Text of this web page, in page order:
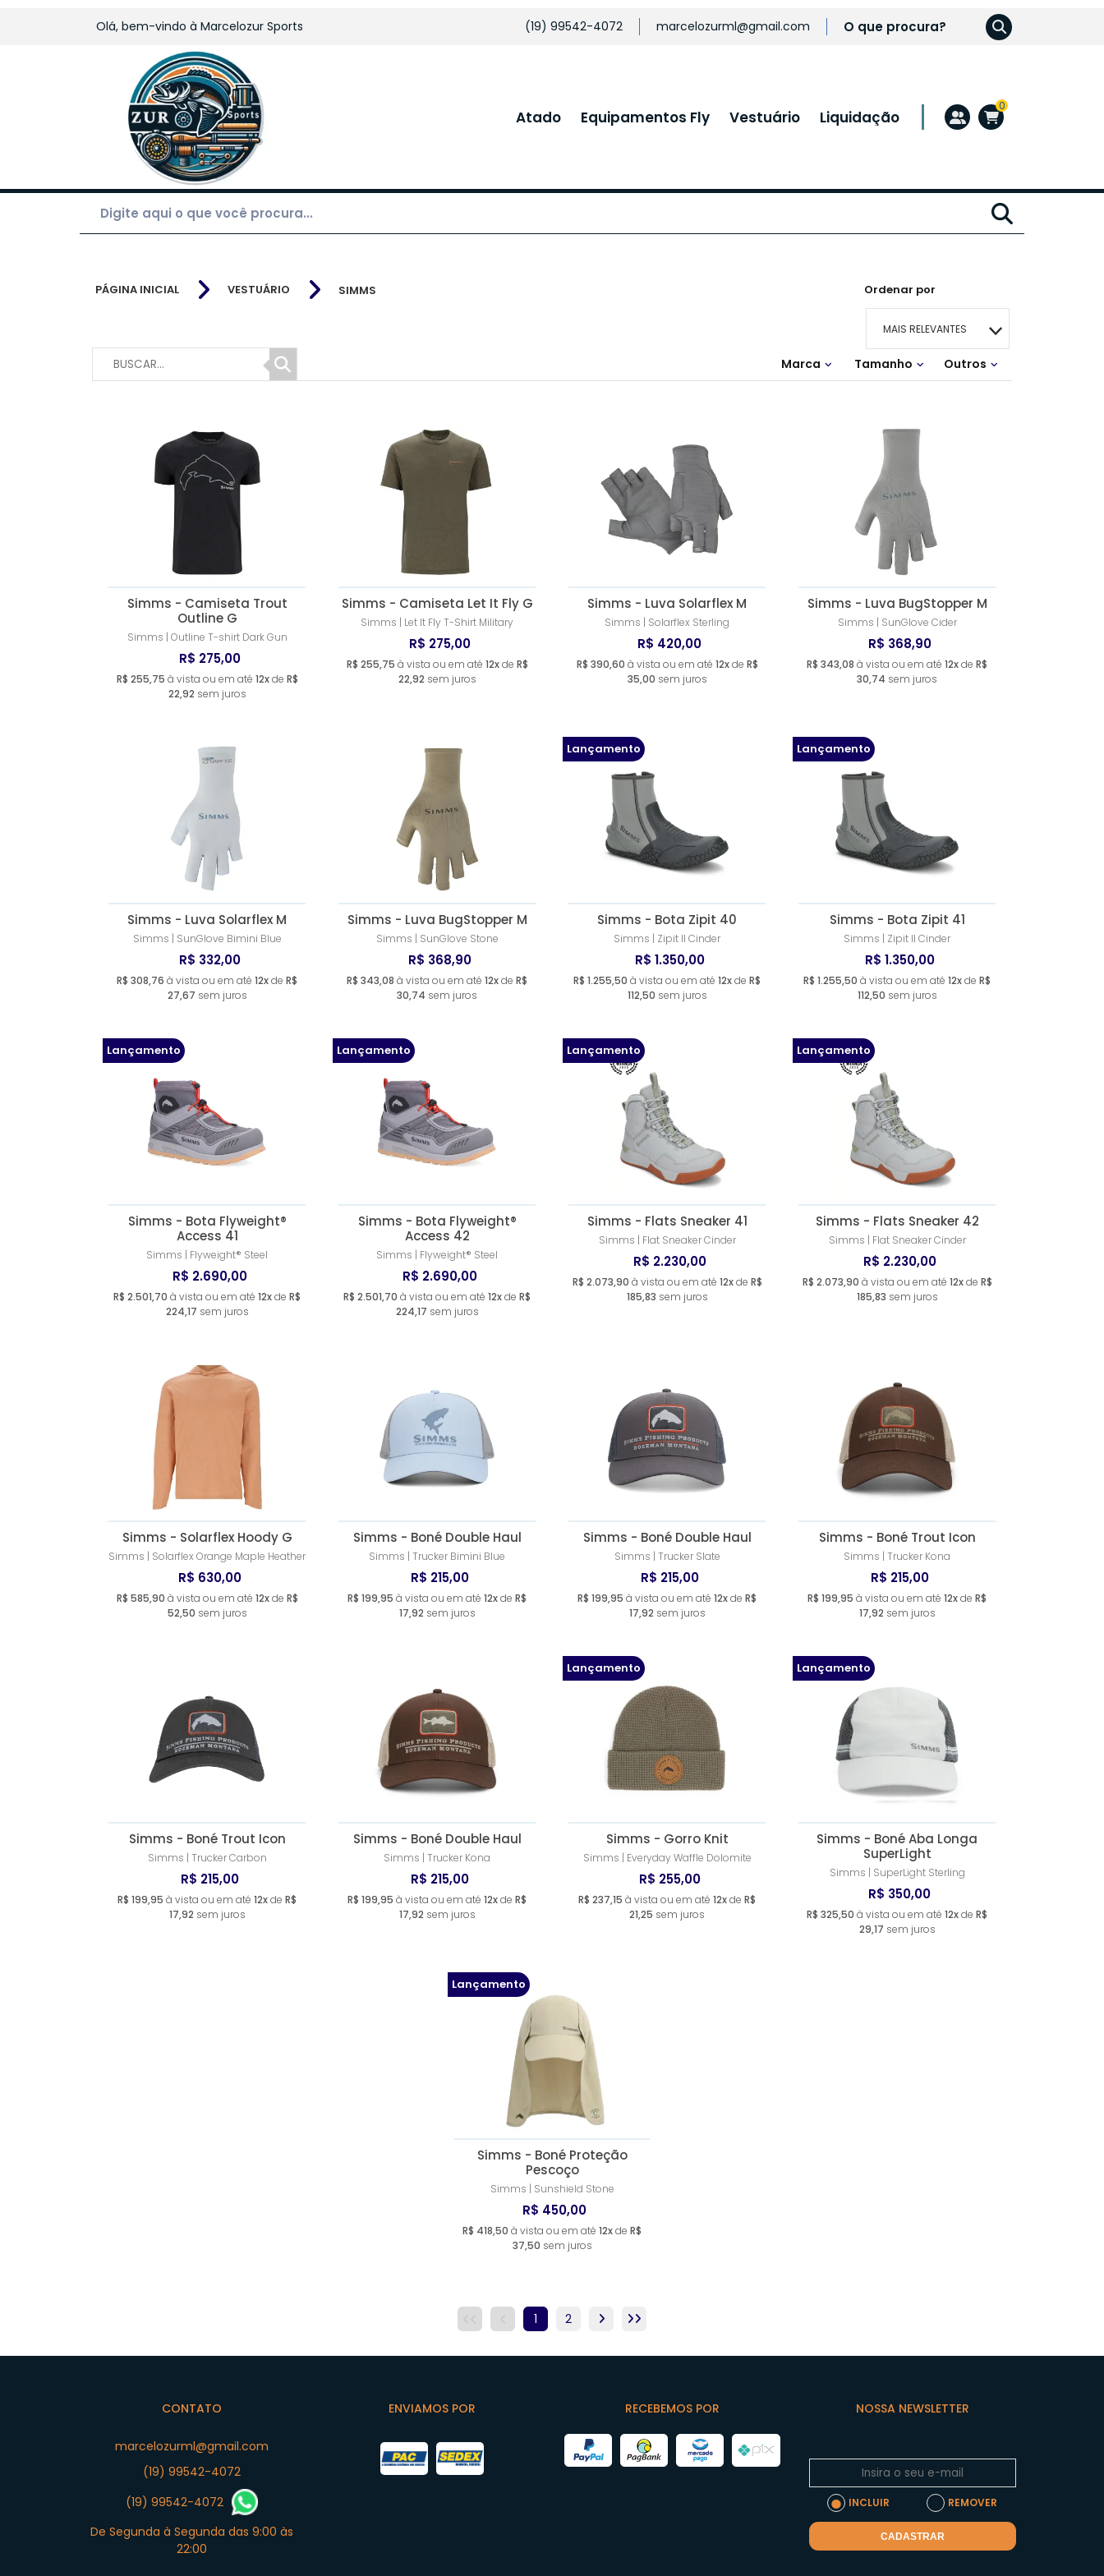
Olá, bem-vindo à Marcelozur Sports (19) 99542-4072 marcelozurml@gmail.com
Atado Equipamentos Fly Vestuário Liquidação
0
PÁGINA INICIAL VESTUÁRIO SIMMS Ordenar por
MAIS RELEVANTES
MAIS VENDIDOS
A - Z
Marca Tamanho Outros
Simms - Camiseta Trout
Outline G
Simms | Outline T-shirt Dark Gun
R$ 275,00
R$ 255,75 à vista ou em até 12xde R$
22,92 sem juros
Simms - Camiseta Let It Fly G
Simms | Let It Fly T-Shirt Military
R$ 275,00
R$ 255,75 à vista ou em até 12xde R$
22,92 sem juros
Simms - Luva Solarflex M
Simms | Solarflex Sterling
R$ 420,00
R$ 390,60 à vista ou em até 12xde R$
35,00 sem juros
Simms - Luva BugStopper M
Simms | SunGlove Cider
R$ 368,90
R$ 343,08 à vista ou em até 12xde R$
30,74 sem juros
Simms - Luva Solarflex M
Simms | SunGlove Bimini Blue
R$ 332,00
R$ 308,76 à vista ou em até 12xde R$
27,67 sem juros
Simms - Luva BugStopper M
Simms | SunGlove Stone
R$ 368,90
R$ 343,08 à vista ou em até 12xde R$
30,74 sem juros
Lançamento
Simms - Bota Zipit 40
Simms | Zipit II Cinder
R$ 1.350,00
R$ 1.255,50 à vista ou em até 12xde R$
112,50 sem juros
Lançamento
Simms - Bota Zipit 41
Simms | Zipit II Cinder
R$ 1.350,00
R$ 1.255,50 à vista ou em até 12xde R$
112,50 sem juros
Lançamento
Simms - Bota Flyweight®
Access 41
Simms | Flyweight® Steel
R$ 2.690,00
R$ 2.501,70 à vista ou em até 12xde R$
224,17 sem juros
Lançamento
Simms - Bota Flyweight®
Access 42
Simms | Flyweight® Steel
R$ 2.690,00
R$ 2.501,70 à vista ou em até 12xde R$
224,17 sem juros
Lançamento
Simms - Flats Sneaker 41
Simms | Flat Sneaker Cinder
R$ 2.230,00
R$ 2.073,90 à vista ou em até 12xde R$
185,83 sem juros
Lançamento
Simms - Flats Sneaker 42
Simms | Flat Sneaker Cinder
R$ 2.230,00
R$ 2.073,90 à vista ou em até 12xde R$
185,83 sem juros
Simms - Solarflex Hoody G
Simms | Solarflex Orange Maple Heather
R$ 630,00
R$ 585,90 à vista ou em até 12xde R$
52,50 sem juros
Simms - Boné Double Haul
Simms | Trucker Bimini Blue
R$ 215,00
R$ 199,95 à vista ou em até 12xde R$
17,92 sem juros
Simms - Boné Double Haul
Simms | Trucker Slate
R$ 215,00
R$ 199,95 à vista ou em até 12xde R$
17,92 sem juros
Simms - Boné Trout Icon
Simms | Trucker Kona
R$ 215,00
R$ 199,95 à vista ou em até 12xde R$
17,92 sem juros
Simms - Boné Trout Icon
Simms | Trucker Carbon
R$ 215,00
R$ 199,95 à vista ou em até 12xde R$
17,92 sem juros
Simms - Boné Double Haul
Simms | Trucker Kona
R$ 215,00
R$ 199,95 à vista ou em até 12xde R$
17,92 sem juros
Lançamento
Simms - Gorro Knit
Simms | Everyday Waffle Dolomite
R$ 255,00
R$ 237,15 à vista ou em até 12xde R$
21,25 sem juros
Lançamento
Simms - Boné Aba Longa
SuperLight
Simms | SuperLight Sterling
R$ 350,00
R$ 325,50 à vista ou em até 12xde R$
29,17 sem juros
Lançamento
Simms - Boné Proteção
Pescoço
Simms | Sunshield Stone
R$ 450,00
R$ 418,50 à vista ou em até 12xde R$
37,50 sem juros
1 2
CONTATO
marcelozurml@gmail.com
(19) 99542-4072
(19) 99542-4072
De Segunda à Segunda das 9:00 às
22:00
ENVIAMOS POR RECEBEMOS POR NOSSA NEWSLETTER
INCLUIR REMOVER
CADASTRAR